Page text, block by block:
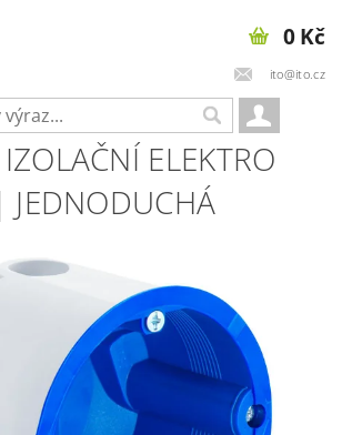
ito@ito.cz
0 Kč
ELEKTRO
JEDNODUCHÁ